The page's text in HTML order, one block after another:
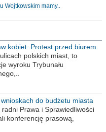
Wojtkowskim mamy..
kobiet. Protest przed biurem
polskich miast, to
wyroku Trybunału
do budżetu miasta
radni Prawa i Sprawiedliwości
konferencję prasową,